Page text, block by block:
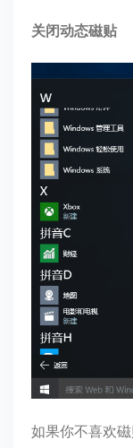
关闭动态磁贴
如果你不喜欢